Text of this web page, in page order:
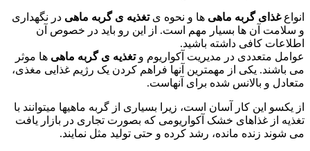
انواعغذای گربه ماهی ها و نحوه یتغذیه ی گربه ماهی در نگهداری
و سلامت آن ها بسیار مهم است. از این رو باید در خصوص آن
اطلاعات کافی داشته باشید.
عوامل متعددی در مدیریت آکواریوم وتغذیه ی گربه ماهی ها موثر
می باشند. یکی از مهمترین آنها فراهم کردن یک رژیم غذایی مغذی،
متعادل و بالانس شده برای آنهاست.
از یکسو این کار آسان است، زیرا بسیاری از گربه ماهیها میتوانند با
تغذیه از غذاهای خشک آکواریومی که بصورت تجاری در بازار یافت
می شوند زنده مانده، رشد کرده و حتی تولید مثل نمایند.